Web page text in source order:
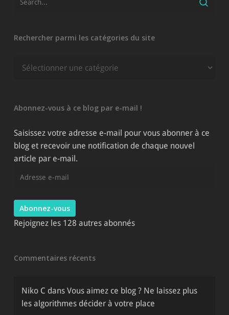
Rechercher parmi les catégories du site
Rechercher
du
Abonnez-vous à ce blog par e-mail !
Saisissez votre adresse e-mail pour vous abonner à ce
blog et recevoir une notification de chaque nouvel
article par e-mail.
Abonnez-vous
Rejoignez les 128 autres abonnés
Commentaires récents
Niko C dans Vous aimez ce blog ? Ne laissez plus
les algorithmes décider à votre place